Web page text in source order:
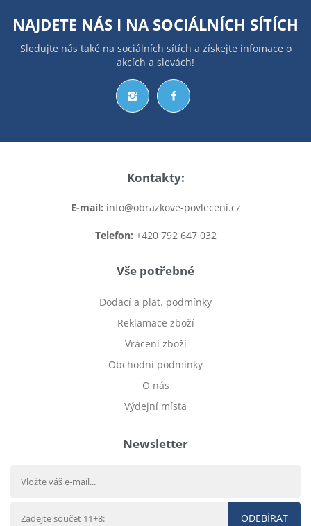
NAJDETE NÁS I NA SOCIÁLNÍCH SÍTÍCH
Sledujte nás také na sociálních sítích a získejte infomace o
akcích a slevách!
Kontakty:
E-mail: info@obrazkove-povleceni.cz
Telefon: +420 792 647 032
Vše potřebné
Dodací a plat. podmínky
Reklamace zboží
Vrácení zboží
Obchodní podmínky
O nás
Výdejní místa
Newsletter
ODEBÍRAT